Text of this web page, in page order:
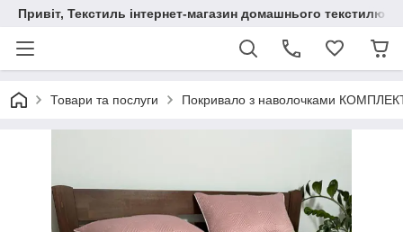
Привіт, Текстиль інтернет-магазин домашнього текстилю
Товари та послуги Покривало з наволочками